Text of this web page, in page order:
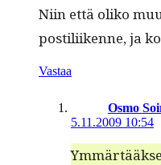
Niin että oliko
pos­tili­ikenne, ja
Vastaa
Osmo
5.11.2009 10:54